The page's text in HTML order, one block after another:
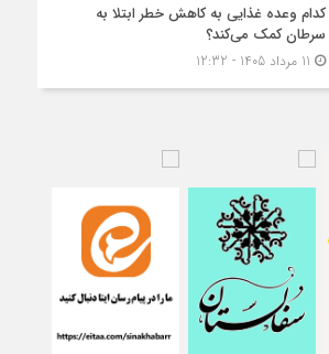
کدام وعده غذایی به کاهش خطر ابتلا به
سرطان کمک می‌کند؟